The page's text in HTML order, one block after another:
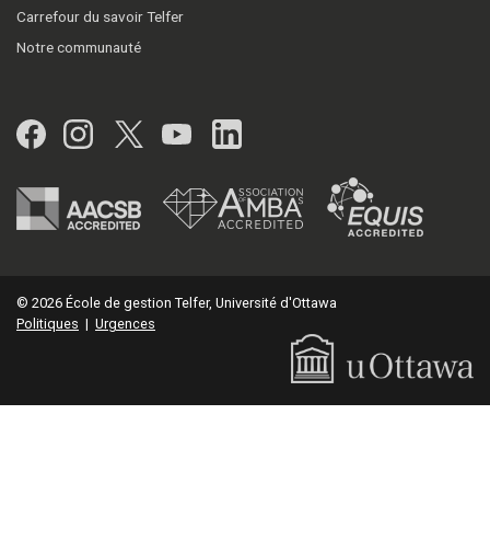
Carrefour du savoir Telfer
Notre communauté
Facebook
Instagram
Twitter
YouTubeLinkedIn
© 2026 École de gestion Telfer, Université d'Ottawa
Politiques | Urgences